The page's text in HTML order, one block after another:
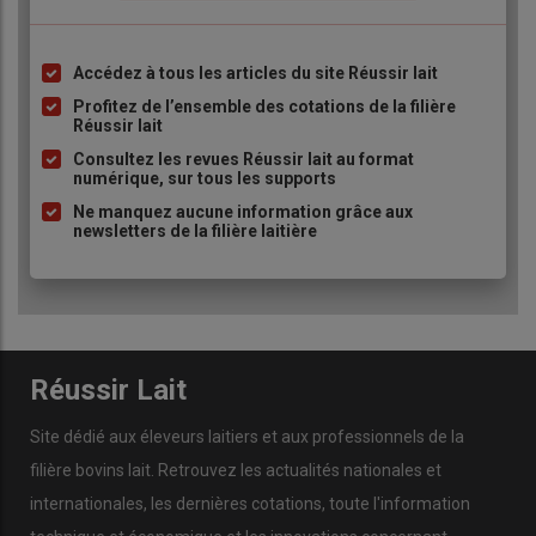
« J’assure le pic de lactation
avec la ration hivernale »
Liste
à
puce
Accédez à tous les articles du site Réussir lait
Profitez de l’ensemble des cotations de la filière
Réussir lait
Consultez les revues Réussir lait au format
numérique, sur tous les supports
Ne manquez aucune information grâce aux
newsletters de la filière laitière
Réussir Lait
Site dédié aux éleveurs laitiers et aux professionnels de la
filière bovins lait. Retrouvez les actualités nationales et
internationales, les dernières cotations, toute l'information